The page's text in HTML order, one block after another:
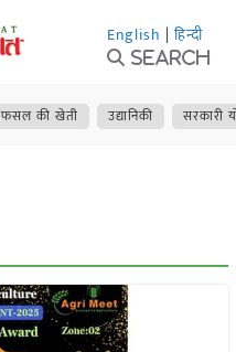
English | हिन्दी
Search
फसल की खेती उद्यानिकी सरकारी